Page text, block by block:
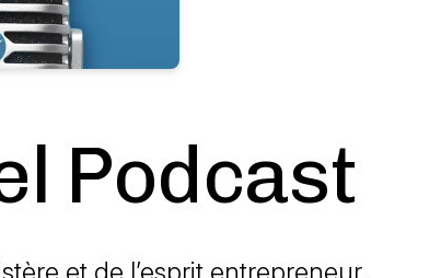
Podcast